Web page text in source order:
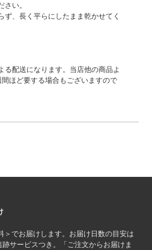
い。
ず、長く平らにしたまま乾かせてく
る配送になります。当店他の商品よ
ほど要する場合もございますので
＞でお届けします。お届け日数の目安は
サービスつき。「ご注文からお届けま